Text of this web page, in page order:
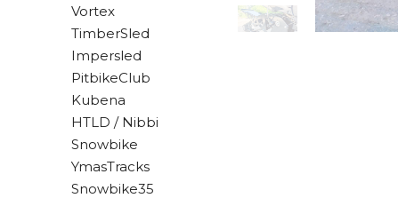
Vortex
TimberSled
Impersled
PitbikeClub
Kubena
HTLD / Nibbi
Snowbike
YmasTracks
Snowbike35